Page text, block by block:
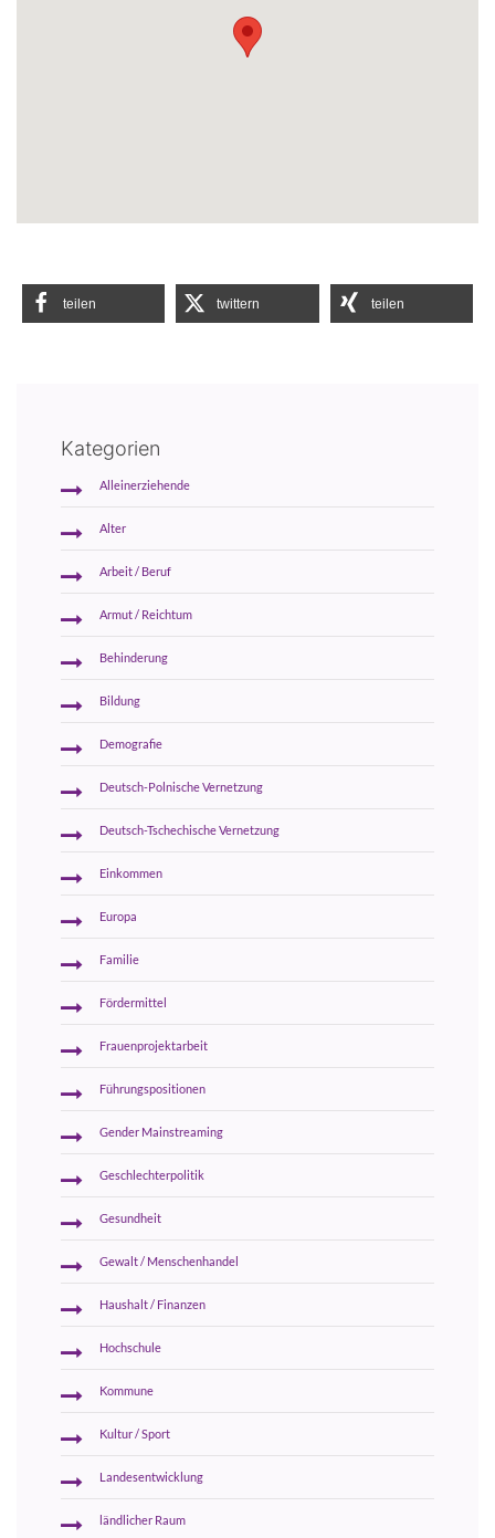
teilen twittern teilen
Kategorien
Alleinerziehende
Alter
Arbeit / Beruf
Armut / Reichtum
Behinderung
Bildung
Demografie
Deutsch-Polnische Vernetzung
Deutsch-Tschechische Vernetzung
Einkommen
Europa
Familie
Fördermittel
Frauenprojektarbeit
Führungspositionen
Gender Mainstreaming
Geschlechterpolitik
Gesundheit
Gewalt / Menschenhandel
Haushalt / Finanzen
Hochschule
Kommune
Kultur / Sport
Landesentwicklung
ländlicher Raum